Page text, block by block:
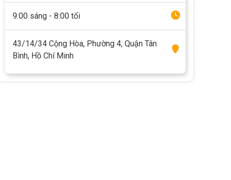
9:00 sáng - 8:00 tối
43/14/34 Cộng Hòa, Phường 4, Quận Tân
Bình, Hồ Chí Minh